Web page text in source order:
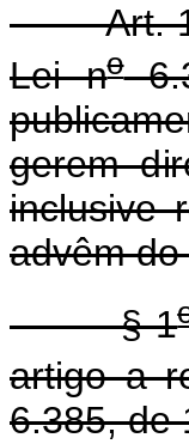
Art.
Lei no
gerem
inclusive
advêm
§ 1
artigo a
6.385, de